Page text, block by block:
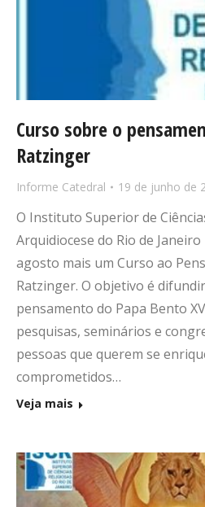
Curso sobre o
Ratzinger
Informe Catedral 19 de junho de
O Instituto Superior de
Arquidiocese do Rio de
agosto mais um Curso ao
Ratzinger. O objetivo é
pensamento do Papa Bento
pesquisas, seminários e
pessoas que querem se
comprometidos…
Veja mais